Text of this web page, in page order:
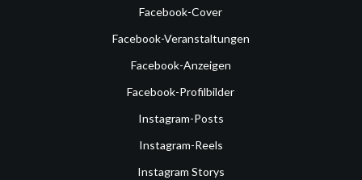
Facebook-Cover
Facebook-Veranstaltungen
Facebook-Anzeigen
Facebook-Profilbilder
Instagram-Posts
Instagram-Reels
Instagram Storys